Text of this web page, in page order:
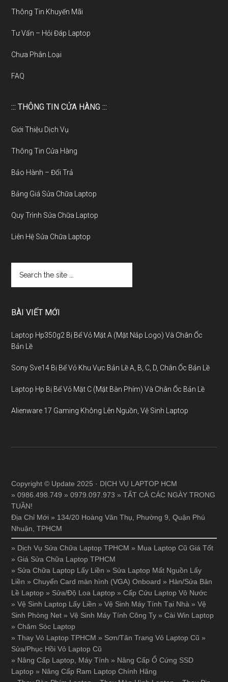
Thông Tin Khuyến Mãi
Tư Vấn – Hỏi Đáp Laptop
Chưa Phân Loại
FAQ
::: THÔNG TIN CỬA HÀNG :::
Giới Thiệu Dịch Vụ
Thông Tin Cửa Hàng
Bảo Hành – Đổi Trả
Bảng Giá Sửa Chữa Laptop
Quy Trình Sửa Chữa Laptop
Liên Hệ Sửa Chữa Laptop
BÀI VIẾT MỚI
Laptop Hp350g2 Bị Bể Vỏ Mặt A (Mặt Nắp Logo) Và Chân Ốc
Bản Lề
Sony Sve14 Bị Bể Vỏ Khu Vực Bản Lề A, B, C, D, Chân Ốc Bản Lề
Laptop Hp Bị Bể Vỏ Mặt C (Mặt Bàn Phím) Và Chân Ốc Bản Lề
Alienware 17 Gaming Không Lên Nguồn, Vệ Sinh Laptop
Copyright © Update 2025 · DỊCH VỤ LAPTOP HCM
» 0986.498.749 » 0979.097.973 » TẤT CẢ CÁC NGÀY TRONG
TUẦN!
Địa Chỉ Mới » 134/20 Hoàng Văn Thụ, Phường 9, Quận Phú
Nhuận, TPHCM
» Dịch Vụ Sửa Chữa Laptop TPHCM » Mua Laptop Cũ Giá Tốt
»Giá Sửa Chữa Laptop TPHCM
» Sửa Chữa Laptop Lấy Liền » Sửa Laptop Mất Nguồn Lấy
Liền »Chuyển Card màn hình (VGA) Onboard » Hàn/Sửa Bản
Lề Laptop » Sửa/Độ Loa Laptop »Cấp Cứu Laptop Vô Nước
»Vệ Sinh Laptop Lấy Liền »Vệ Sinh Máy Tính Tại Nhà »Vệ
Sinh Phòng Net »Vệ Sinh Máy Tính Công Ty »Cài Win Laptop
»Chăm Sóc Laptop
»Thay Vỏ Laptop TPHCM » Sơn/Tân Trang Vỏ Laptop Cũ »
Sửa/Phục Hồi Vỏ Laptop Cũ
» Nâng Cấp Laptop, Máy Tính » Nâng Cấp Ổ Cứng SSD
Laptop » Nâng Cấp Ram Laptop Chính Hãng